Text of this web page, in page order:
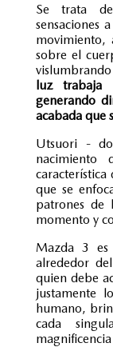
Se trata
sensaciones
movimiento,
sobre el
luz trabaja
generando
acabada que
Utsuori -
que se
patrones de
momento y
Mazda 3 es
alrededor
quien debe
justamente
humano,
cada